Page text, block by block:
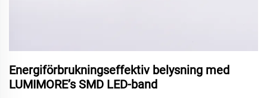
Energiförbrukningseffektiv belysning med
LUMIMORE’s SMD LED-band